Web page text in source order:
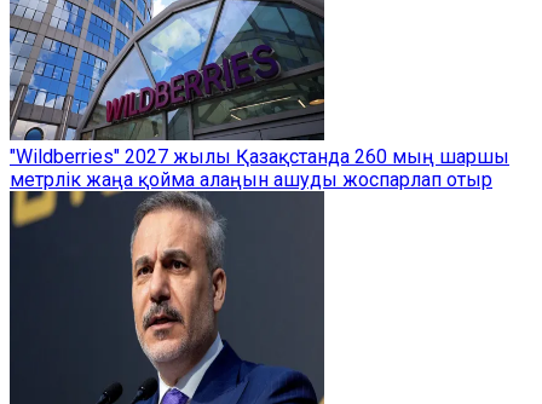
"Wildberries" 2027 жылы Қазақстанда 260 мың шаршы
метрлік жаңа қойма алаңын ашуды жоспарлап отыр